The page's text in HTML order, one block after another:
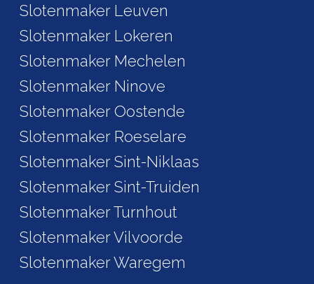
Slotenmaker Leuven
Slotenmaker Lokeren
Slotenmaker Mechelen
Slotenmaker Ninove
Slotenmaker Oostende
Slotenmaker Roeselare
Slotenmaker Sint-Niklaas
Slotenmaker Sint-Truiden
Slotenmaker Turnhout
Slotenmaker Vilvoorde
Slotenmaker Waregem